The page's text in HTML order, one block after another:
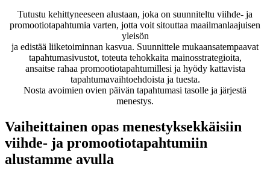
Tutustu kehittyneeseen alustaan, joka on suunniteltu viihde- ja
promootiotapahtumia varten, jotta voit sitouttaa maailmanlaajuisen
yleisön
ja edistää liiketoiminnan kasvua. Suunnittele mukaansatempaavat
tapahtumasivustot, toteuta tehokkaita mainosstrategioita,
ansaitse rahaa promootiotapahtumillesi ja hyödy kattavista
tapahtumavaihtoehdoista ja tuesta.
Nosta avoimien ovien päivän tapahtumasi tasolle ja järjestä
menestys.
Vaiheittainen opas menestyksekkäisiin
viihde- ja promootiotapahtumiin
alustamme avulla